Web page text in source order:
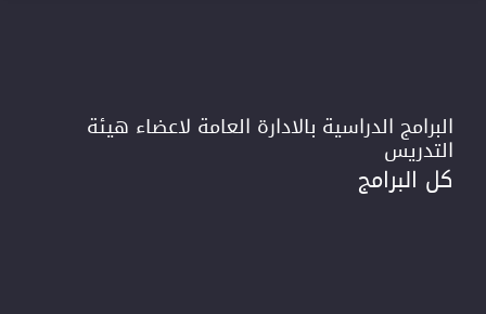
البرامج الدراسية بالادارة العامة لاعضاء هيئة
التدريس
كل البرامج